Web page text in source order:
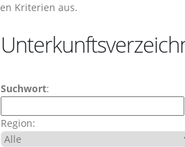
Kriterien aus.
Suchwort:
Region: